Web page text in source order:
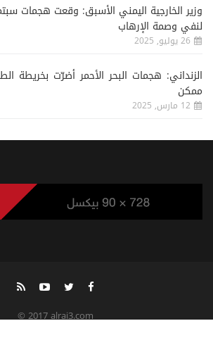
وزير الخارجية اليمني الأسبق: وقعت هجمات
لنفي وصمة الإرهاب
26 يوليو, 2025
الزنداني: هجمات البحر الأحمر أضرّت بخريطة
ممكن
12 مارس, 2025
© 2017 alrai3.com